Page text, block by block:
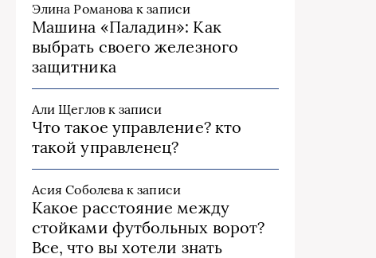
Элина Романова к записи
Машина «Паладин»: Как
выбрать своего железного
защитника
Али Щегловк записи
Что такое управление? кто
такой управленец?
Асия Соболева к записи
Какое расстояние между
стойками футбольных ворот?
Все, что вы хотели знать